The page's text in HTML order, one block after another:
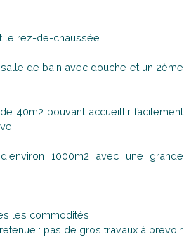
le rez-de-chaussée.
de bain avec douche et un 2ème
40m2 pouvant accueillir facilement
1000m2 avec une grande
les commodités
: pas de gros travaux à prévoir